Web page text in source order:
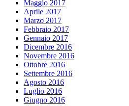
Maggio 2017
Aprile 2017
Marzo 2017
Febbraio 2017
Gennaio 2017
Dicembre 2016
Novembre 2016
Ottobre 2016
Settembre 2016
Agosto 2016
Luglio 2016
Giugno 2016